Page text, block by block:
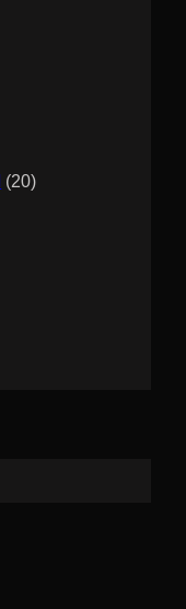
(20)